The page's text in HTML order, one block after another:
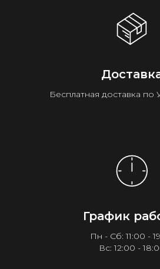
Бесплатная доставка по
График
Пн - Сб: 11:00 -
Вс: 12:00 -